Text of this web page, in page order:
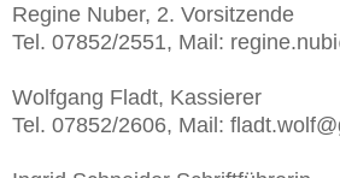
Regine Nuber, 2. Vorsitzende
Tel. 07852/2551, Mail:
Wolfgang Fladt, Kassierer
Tel. 07852/2606, Mail: